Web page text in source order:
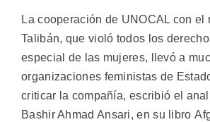
La cooperación de UNOCAL con el
Talibán, que violó todos los
especial de las mujeres, llevó a
organizaciones feministas de
criticar la compañía, escribió el
Bashir Ahmad Ansari, en su libro